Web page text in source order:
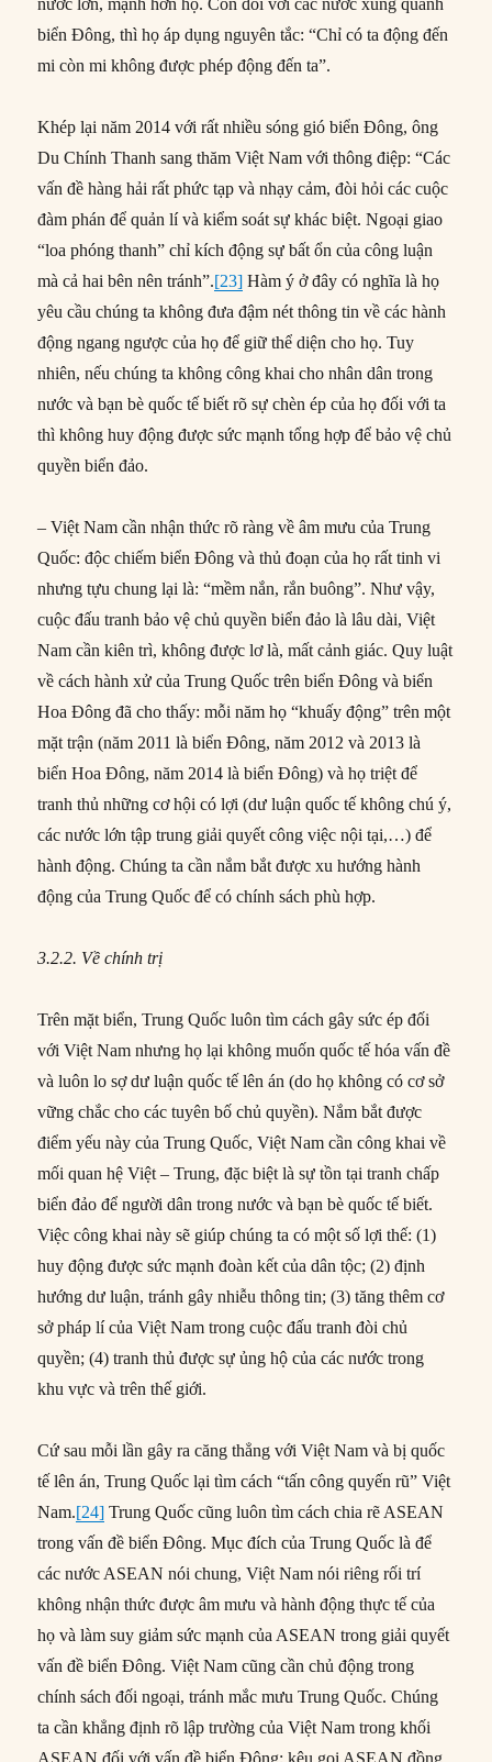
biển Đông, thì họ áp dụng nguyên tắc: “Chỉ có ta động đến
mi còn mi không được phép động đến ta”.
Khép lại năm 2014 với rất nhiều sóng gió biển Đông, ông
Du Chính Thanh sang thăm Việt Nam với thông điệp: “Các
vấn đề hàng hải rất phức tạp và nhạy cảm, đòi hỏi các cuộc
đàm phán để quản lí và kiểm soát sự khác biệt. Ngoại giao
“loa phóng thanh” chỉ kích động sự bất ổn của công luận
mà cả hai bên nên tránh”.[23] Hàm ý ở đây có nghĩa là họ
yêu cầu chúng ta không đưa đậm nét thông tin về các hành
động ngang ngược của họ để giữ thể diện cho họ. Tuy
nhiên, nếu chúng ta không công khai cho nhân dân trong
nước và bạn bè quốc tế biết rõ sự chèn ép của họ đối với ta
thì không huy động được sức mạnh tổng hợp để bảo vệ chủ
quyền biển đảo.
– Việt Nam cần nhận thức rõ ràng về âm mưu của Trung
Quốc: độc chiếm biển Đông và thủ đoạn của họ rất tinh vi
nhưng tựu chung lại là: “mềm nắn, rắn buông”. Như vậy,
cuộc đấu tranh bảo vệ chủ quyền biển đảo là lâu dài, Việt
Nam cần kiên trì, không được lơ là, mất cảnh giác. Quy luật
về cách hành xử của Trung Quốc trên biển Đông và biển
Hoa Đông đã cho thấy: mỗi năm họ “khuấy động” trên một
mặt trận (năm 2011 là biển Đông, năm 2012 và 2013 là
biển Hoa Đông, năm 2014 là biển Đông) và họ triệt để
tranh thủ những cơ hội có lợi (dư luận quốc tế không chú ý,
các nước lớn tập trung giải quyết công việc nội tại,…) để
hành động. Chúng ta cần nắm bắt được xu hướng hành
động của Trung Quốc để có chính sách phù hợp.
3.2.2. Về chính trị
Trên mặt biển, Trung Quốc luôn tìm cách gây sức ép đối
với Việt Nam nhưng họ lại không muốn quốc tế hóa vấn đề
và luôn lo sợ dư luận quốc tế lên án (do họ không có cơ sở
vững chắc cho các tuyên bố chủ quyền). Nắm bắt được
điểm yếu này của Trung Quốc, Việt Nam cần công khai về
mối quan hệ Việt – Trung, đặc biệt là sự tồn tại tranh chấp
biển đảo để người dân trong nước và bạn bè quốc tế biết.
Việc công khai này sẽ giúp chúng ta có một số lợi thế: (1)
huy động được sức mạnh đoàn kết của dân tộc; (2) định
hướng dư luận, tránh gây nhiễu thông tin; (3) tăng thêm cơ
sở pháp lí của Việt Nam trong cuộc đấu tranh đòi chủ
quyền; (4) tranh thủ được sự ủng hộ của các nước trong
khu vực và trên thế giới.
Cứ sau mỗi lần gây ra căng thẳng với Việt Nam và bị quốc
tế lên án, Trung Quốc lại tìm cách “tấn công quyến rũ” Việt
Nam.[24] Trung Quốc cũng luôn tìm cách chia rẽ ASEAN
trong vấn đề biển Đông. Mục đích của Trung Quốc là để
các nước ASEAN nói chung, Việt Nam nói riêng rối trí
không nhận thức được âm mưu và hành động thực tế của
họ và làm suy giảm sức mạnh của ASEAN trong giải quyết
vấn đề biển Đông. Việt Nam cũng cần chủ động trong
chính sách đối ngoại, tránh mắc mưu Trung Quốc. Chúng
ta cần khẳng định rõ lập trường của Việt Nam trong khối
ASEAN đối với vấn đề biển Đông; kêu gọi ASEAN đồng